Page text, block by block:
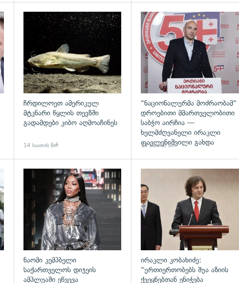
გადახედვა გადახედვა
ჩრდილოეთ ამერიკულ
მტკნარი წყლის თევზში
გადამდები კიბო აღმოაჩინეს
14 საათის წინ
"ნაციონალურმა მოძრაობამ"
დროებითი მმართველობითი
საბჭო აირჩია —
ხელმძღვანელი ირაკლი
ფავლენიშვილი გახდა
14 საათის წინ
გადახედვა
ნაომი კემპბელი
საქართველოს დიჯეის
ამპლუაში ეწვევა
ირაკლი კობახიძე:
"ურთიერთობებს შუა აზიის
ქვეყნებთან ენიჭება